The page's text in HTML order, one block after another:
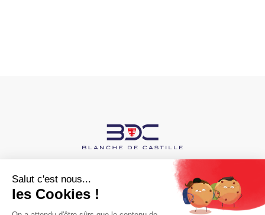
Ensemble Scolaire Blanche de Castille
43 boulevard Jules Verne,